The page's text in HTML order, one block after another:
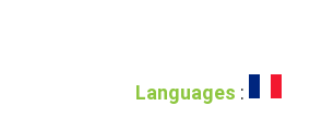
Languages :